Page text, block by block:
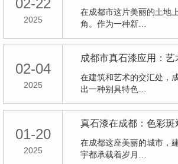
02-22
2025
在成都市这片美丽的土地
角。作为一种新…
02-04
2025
成都市真石漆应用：
在建筑和艺术的交汇处，
出一种别具特色…
01-20
2025
真石漆在成都：色彩斑
在成都这座美丽的城市，
宇都承载着岁月…